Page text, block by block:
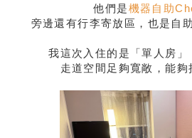
他們是機器自助
旁邊還有行李寄放區，也是自
我這次入住的是「單人房」
走道空間足夠寬敞，能夠